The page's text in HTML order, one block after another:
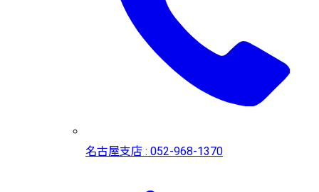
名古屋支店 : 052-968-1370